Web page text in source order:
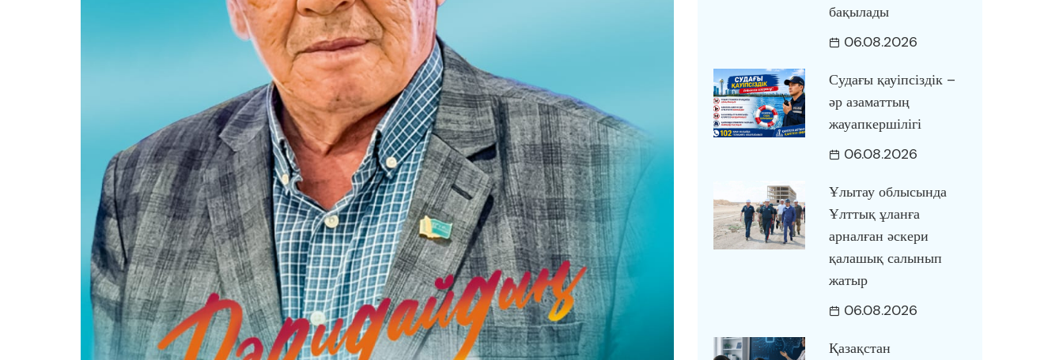
бақылады
06.08.2026
Судағы қауіпсіздік –
әр азаматтың
жауапкершілігі
06.08.2026
Ұлытау облысында
Ұлттық ұланға
арналған әскери
қалашық салынып
жатыр
06.08.2026
Қазақстан